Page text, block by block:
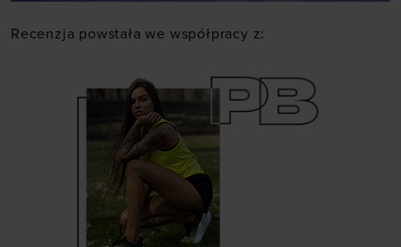
Recenzja powstała we współpracy z: